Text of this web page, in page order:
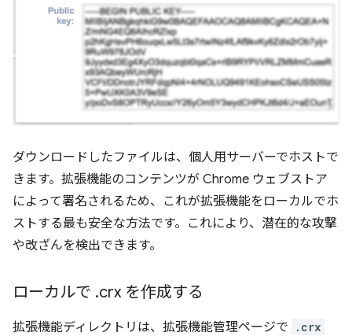
ダウンロードしたファイルは、個人用サーバーでホストで
きます。拡張機能のコンテンツが Chrome ウェブストア
によって署名されるため、これが拡張機能をローカルでホ
ストする最も安全な方法です。これにより、潜在的な攻撃
や改ざんを検出できます。
ローカルで .crx を作成する
拡張機能ディレクトリは、拡張機能管理ページで .crx